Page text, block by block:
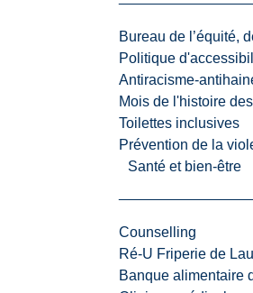
Bureau de l’équité,
Politique
Antiracisme-
Mois de l'histoire
Toilettes inclusives
Prévention de la
Santé et bien-être
Counselling
Ré-U Friperie de
Banque alimentaire